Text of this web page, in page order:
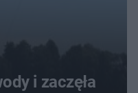
i zaczęła